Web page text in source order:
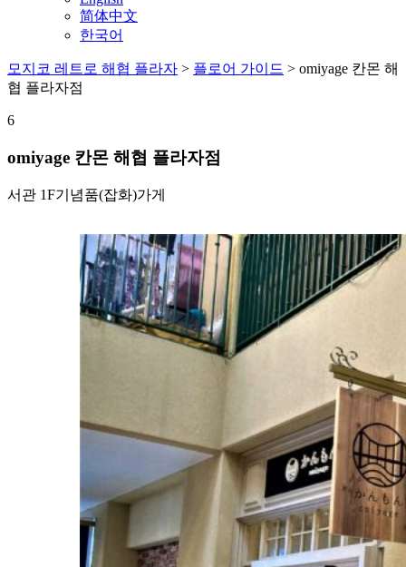
简体中文
한국어
모지코 레트로 해협 플라자 > 플로어 가이드 > omiyage 칸몬 해
협 플라자점
6
omiyage 칸몬 해협 플라자점
서관 1F기념품(잡화)가게